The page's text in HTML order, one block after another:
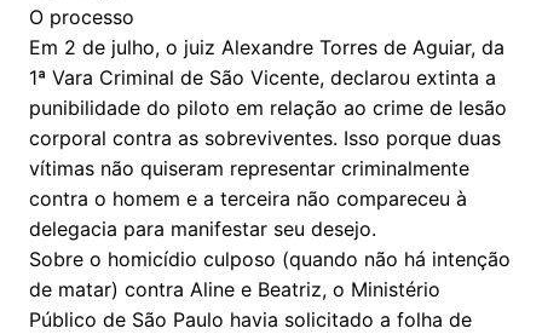
O processo
Em 2 de julho, o juiz Alexandre Torres de Aguiar, da
1ª Vara Criminal de São Vicente, declarou extinta a
punibilidade do piloto em relação ao crime de lesão
corporal contra as sobreviventes. Isso porque duas
vítimas não quiseram representar criminalmente
contra o homem e a terceira não compareceu à
delegacia para manifestar seu desejo.
Sobre o homicídio culposo (quando não há intenção
de matar) contra Aline e Beatriz, o Ministério
Público de São Paulo havia solicitado a folha de